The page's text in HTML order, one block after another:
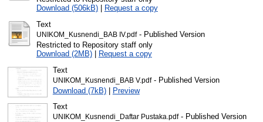
Download (506kB)|
Request a copy
Text
UNIKOM_Kusnendi_BAB IV.pdf- Published Version
Restricted to Repository staff only
Download (2MB)|
Request a copy
Text
UNIKOM_Kusnendi_BAB V.pdf- Published Version
Download (7kB)| Preview
Text
UNIKOM_Kusnendi_Daftar Pustaka.pdf- Published Version